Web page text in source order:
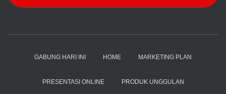
GABUNG HARI INI HOME MARKETING PLAN
PRESENTASI ONLINE PRODUK UNGGULAN